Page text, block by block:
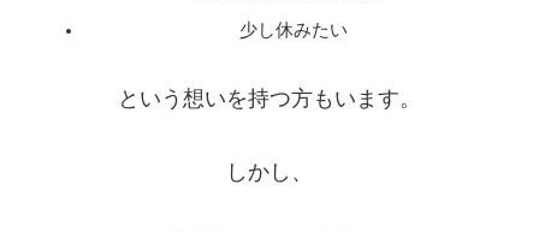
少し休みたい
という想いを持つ方もいます。
しかし、